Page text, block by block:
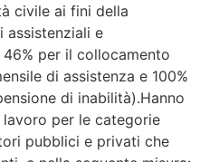
civile ai fini della
assistenziali e
per il collocamento
di assistenza e 100%
di inabilità).Hanno
per le categorie
pubblici e privati che